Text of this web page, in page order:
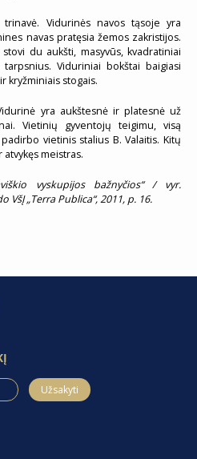
trinavė. Vidurinės navos tąsoje yra
navas pratęsia žemos zakristijos.
du aukšti, masyvūs, kvadratiniai
Viduriniai bokštai baigiasi
kryžminiais stogais.
yra aukštesnė ir platesnė už
Vietinių gyventojų teigimu, visą
vietinis stalius B. Valaitis. Kitų
meistras.
vyskupijos bažnyčios“ / vyr.
„Terra Publica“, 2011, p. 16.